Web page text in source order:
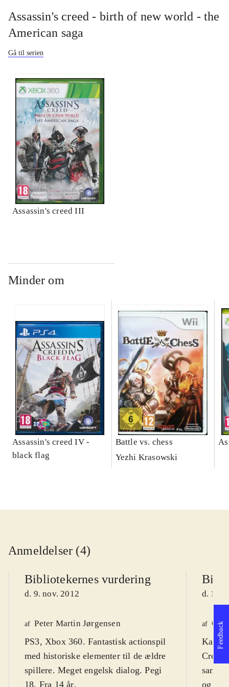
Assassin's creed - birth of new world - the
American saga
Gå til serien
Assassin's creed III
Minder om
Assassin's creed IV -
black flag
Battle vs. chess
Yezhi Krasowski
Anmeldelser (4)
Bibliotekernes vurdering
d. 9. nov. 2012
af Peter Martin Jørgensen
PS3, Xbox 360. Fantastisk actionspil
med historiske elementer til de ældre
spillere. Meget engelsk dialog. Pegi
18. Fra 14 år.
d. 16.
af Ole
Kan
og
Feedback